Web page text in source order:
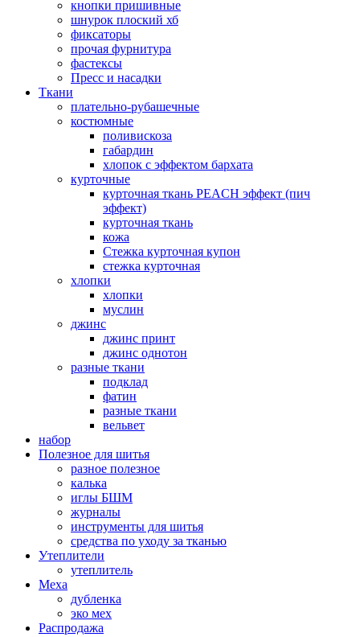
кнопки пришивные
шнурок плоский хб
фиксаторы
прочая фурнитура
фастексы
Пресс и насадки
Ткани
плательно-рубашечные
костюмные
поливискоза
габардин
хлопок с эффектом бархата
курточные
курточная ткань PEACH эффект (пич
эффект)
курточная ткань
кожа
Стежка курточная купон
стежка курточная
хлопки
хлопки
муслин
джинс
джинс принт
джинс однотон
разные ткани
подклад
фатин
разные ткани
вельвет
набор
Полезное для шитья
разное полезное
калька
иглы БШМ
журналы
инструменты для шитья
средства по уходу за тканью
Утеплители
утеплитель
Меха
дубленка
эко мех
Распродажа